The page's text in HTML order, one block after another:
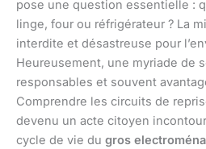
pose une question essentielle :
linge, four ou réfrigérateur ? La
interdite et désastreuse pour
Heureusement, une myriade de
responsables et souvent
Comprendre les circuits de
devenu un acte citoyen
cycle de vie du gros